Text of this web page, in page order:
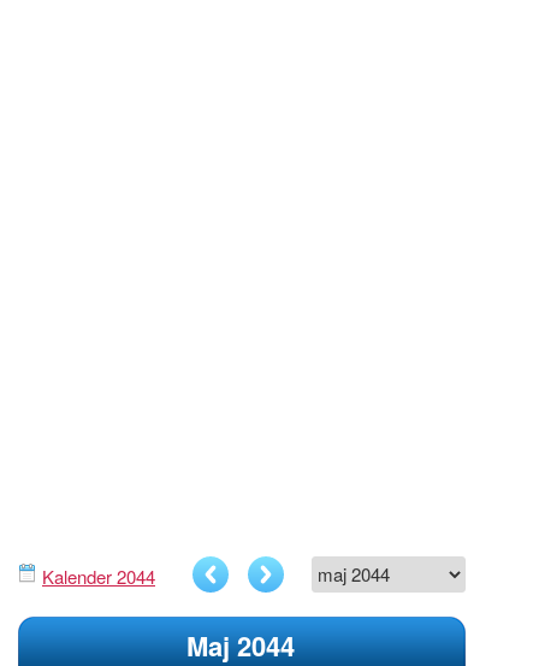
Kalender 2044
Maj 2044